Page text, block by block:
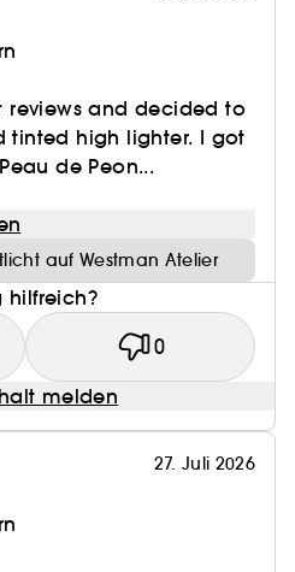
reviews and decided to
tinted high lighter. I got
de Peon...
auf Westman Atelier
hilfreich?
0
melden
27. Juli 2026